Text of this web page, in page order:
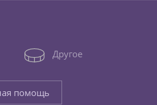
Другое
помощь